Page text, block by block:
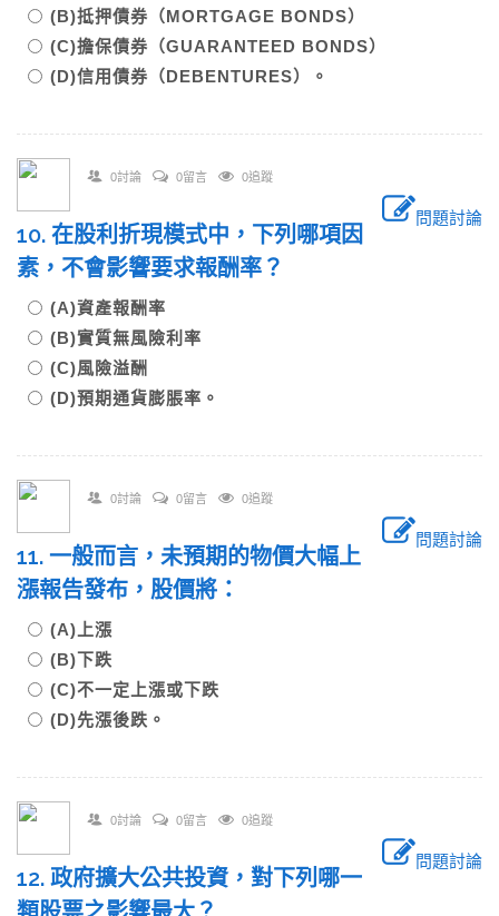
(B)抵押債券（MORTGAGE BONDS）
(C)擔保債券（GUARANTEED BONDS）
(D)信用債券（DEBENTURES）。
0討論 0留言 0追蹤
問題討論
10. 在股利折現模式中，下列哪項因
素，不會影響要求報酬率？
(A)資產報酬率
(B)實質無風險利率
(C)風險溢酬
(D)預期通貨膨脹率。
0討論 0留言 0追蹤
問題討論
11. 一般而言，未預期的物價大幅上
漲報告發布，股價將：
(A)上漲
(B)下跌
(C)不一定上漲或下跌
(D)先漲後跌。
0討論 0留言 0追蹤
問題討論
12. 政府擴大公共投資，對下列哪一